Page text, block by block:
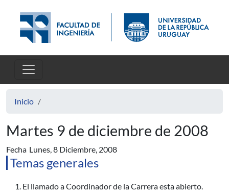
Inicio
Martes 9 de diciembre de 2008
Fecha Lunes, 8 Diciembre, 2008
Temas generales
El llamado a Coordinador de la Carrera esta abierto.